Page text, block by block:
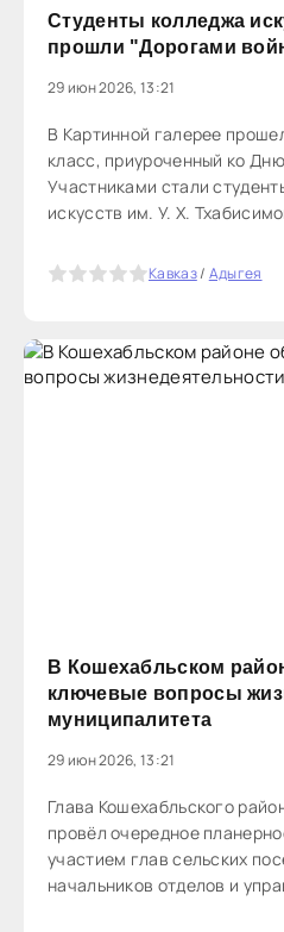
Студенты колледжа
прошли "Дорогами
29 июн 2026, 13:21
В Картинной галерее
класс, приуроченный ко
Участниками стали
искусств им. У. Х.
преподавателя колледжа,
Кавказ/ Адыгея
В Кошехабльском
ключевые вопросы
муниципалитета
29 июн 2026, 13:21
Глава Кошехабльского
провёл очередное
участием глав сельских
начальников отделов и